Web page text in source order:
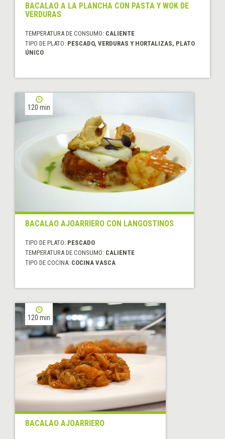
BACALAO A LA PLANCHA CON PASTA Y WOK DE
VERDURAS
TEMPERATURA DE CONSUMO: CALIENTE
TIPO DE PLATO: PESCADO, VERDURAS Y HORTALIZAS, PLATO
ÚNICO
120 min
BACALAO AJOARRIERO CON LANGOSTINOS
TIPO DE PLATO: PESCADO
TEMPERATURA DE CONSUMO: CALIENTE
TIPO DE COCINA: COCINA VASCA
120 min
BACALAO AJOARRIERO